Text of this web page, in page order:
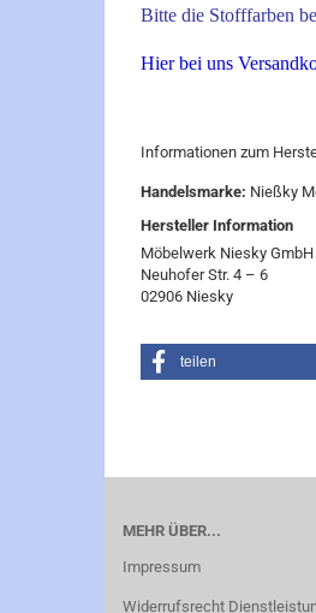
Bitte die Stofffarben
Hier bei uns
Informationen zum
Handelsmarke: Nießky
Hersteller Information
Möbelwerk Niesky GmbH
Neuhofer Str. 4 – 6
02906 Niesky
teilen
MEHR ÜBER...
Impressum
Widerrufsrecht